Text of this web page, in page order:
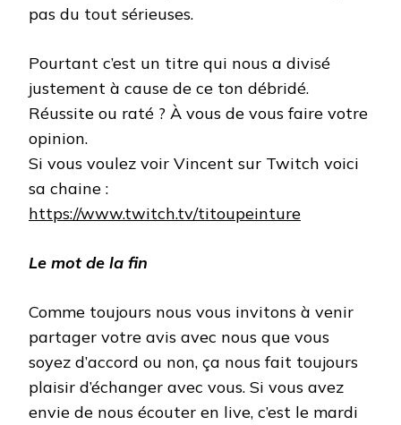
pas du tout sérieuses.
Pourtant c’est un titre qui nous a divisé
justement à cause de ce ton débridé.
Réussite ou raté ? À vous de vous faire votre
opinion.
Si vous voulez voir Vincent sur Twitch voici
sa chaine :
https://www.twitch.tv/titoupeinture
Le mot de la fin
Comme toujours nous vous invitons à venir
partager votre avis avec nous que vous
soyez d’accord ou non, ça nous fait toujours
plaisir d’échanger avec vous. Si vous avez
envie de nous écouter en live, c’est le mardi